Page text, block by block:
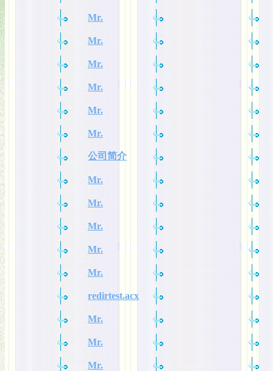
Mr.
Mr.
Mr.
Mr.
Mr.
Mr.
公司简介
Mr.
Mr.
Mr.
Mr.
Mr.
redirtest.acx
Mr.
Mr.
Mr.